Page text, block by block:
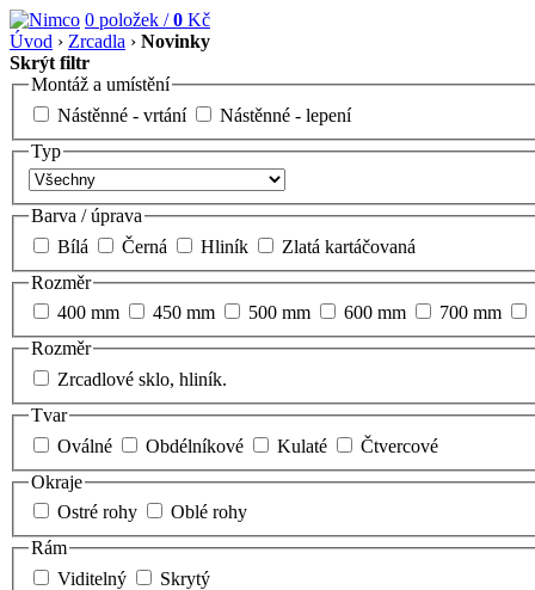
0 položek /0 Kč
Úvod › Zrcadla › Novinky
Skrýt filtr
Montáž a umístění
Nástěnné - vrtání
Nástěnné - lepení
Typ
Barva / úprava
Bílá
Černá Hliník
Zlatá kartáčovaná
Rozměr
400 mm
450 mm 500 mm 600 mm 700 mm
Rozměr
Zrcadlové sklo, hliník.
Tvar
Oválné
Obdélníkové Kulaté
Čtvercové
Okraje
Ostré rohy
Oblé rohy
Rám
Viditelný
Skrytý